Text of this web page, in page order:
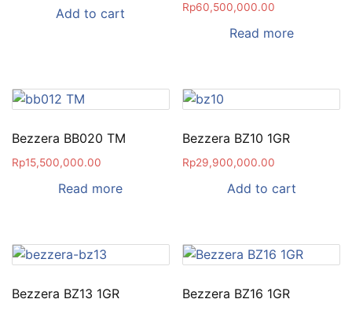
Add to cart Rp60,500,000.00
Read more
Bezzera BB020 TM
Rp15,500,000.00
Read more
Bezzera BZ10 1GR
Rp29,900,000.00
Add to cart
Bezzera BZ13 1GR Bezzera BZ16 1GR